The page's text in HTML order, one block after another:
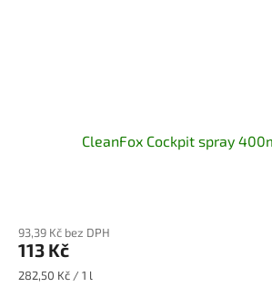
CleanFox Cockpit spray
93,39 Kč bez DPH
113 Kč
Měrná
282,50 Kč / 1 l